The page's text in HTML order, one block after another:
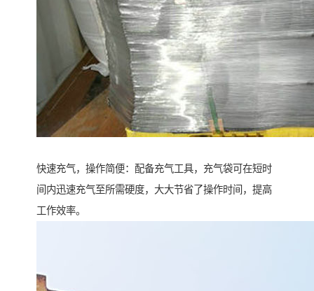
快速充气，操作简便：配备充气工具，充气袋可在短时
间内迅速充气至所需硬度，大大节省了操作时间，提高
工作效率。